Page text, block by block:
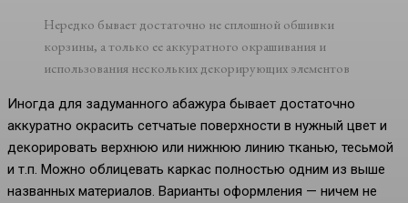
Нередко бывает достаточно не сплошной обшивки
корзины, а только ее аккуратного окрашивания и
использования нескольких декорирующих элементов
Иногда для задуманного абажура бывает достаточно
аккуратно окрасить сетчатые поверхности в нужный цвет и
декорировать верхнюю или нижнюю линию тканью, тесьмой
и т.п. Можно облицевать каркас полностью одним из выше
названных материалов. Варианты оформления — ничем не